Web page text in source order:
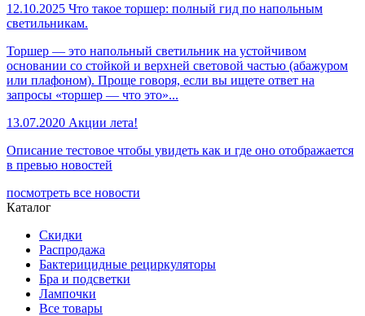
12.10.2025 Что такое торшер: полный гид по напольным
светильникам.
Торшер — это напольный светильник на устойчивом
основании со стойкой и верхней световой частью (абажуром
или плафоном). Проще говоря, если вы ищете ответ на
запросы «торшер — что это»...
13.07.2020 Акции лета!
Описание тестовое чтобы увидеть как и где оно отображается
в превью новостей
посмотреть все новости
Каталог
Скидки
Распродажа
Бактерицидные рециркуляторы
Бра и подсветки
Лампочки
Все товары